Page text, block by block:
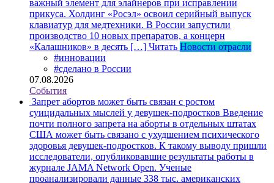
важный элемент для элайнеров при исправлении
прикуса. Холдинг «Росэл» освоил серийный выпуск
клавиатур для медтехники. В России запустили
производство 10 новых препаратов, а концерн
«Калашников» в десять […] Читать Новости отрасли
#инновации
#сделано в России
07.08.2026
События
Запрет абортов может быть связан с ростом
суицидальных мыслей у девушек-подростков Введение
почти полного запрета на аборты в отдельных штатах
США может быть связано с ухудшением психического
здоровья девушек-подростков. К такому выводу пришли
исследователи, опубликовавшие результаты работы в
журнале JAMA Network Open. Ученые
проанализировали данные 338 тыс. американских